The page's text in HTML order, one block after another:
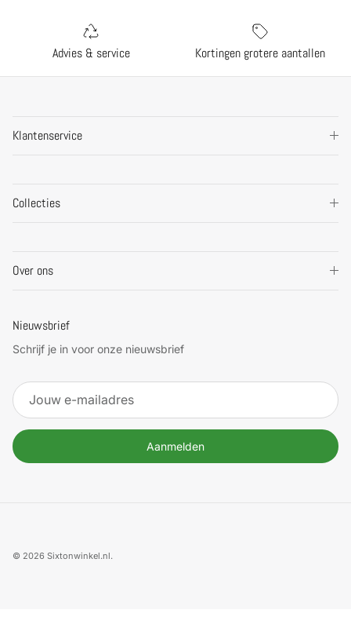
Advies & service Kortingen grotere aantallen
Klantenservice
Collecties
Over ons
Nieuwsbrief
Schrijf je in voor onze nieuwsbrief
Aanmelden
© 2026 Sixtonwinkel.nl.